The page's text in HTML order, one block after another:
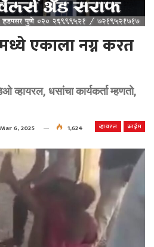
एकाला नग्न करत
व्हायरल, धसांचा कार्यकर्ता म्हणतो,
व्हायरल क्राईम
Mar 6, 2025 1,624